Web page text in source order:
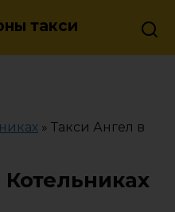
такси
» Такси Ангел в